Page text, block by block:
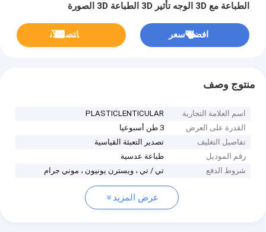
الطباعة مع 3D الوجه تأثير 3D الطباعة 3D الصورة
افضل سعر ﺎﺘﺼﻟ ﺍﻶﻧ
منتوج وصف
اسم العلامة التجارية
PLASTICLENTICULAR
القدرة على العرض
3 طن أسبوعيا
تفاصيل التغليف
تصدير التعبئة القياسية
رقم الموديل
طباعة عدسية
شروط الدفع
تي / تي ، ويسترن يونيون ، موني جرام
عرض المزيد